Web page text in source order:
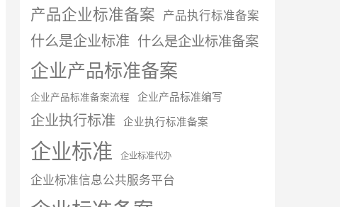
产品企业标准备案 产品执行标准备案
什么是企业标准 什么是企业标准备案
企业产品标准备案
企业产品标准备案流程 企业产品标准编写
企业执行标准 企业执行标准备案
企业标准 企业标准代办
企业标准信息公共服务平台